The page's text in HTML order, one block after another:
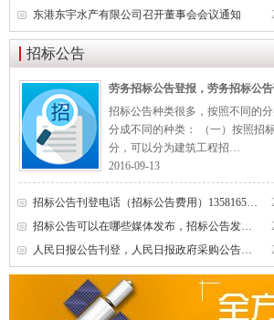
中华工商时报稽查公告登报，中华工商
人民日报海外版资产转让公告登报，人
中国环境报广告登报，中国环境报广告部
检察日报法院公告登报，检察日报公告部
法制日报国有资产转让公告登报，法制
经济日报社，经济日报广告登报电话
法制日报行政处罚公告登报，法制日报
中国证券报独董声明登报，中国证券报
法制晚报企业改制公告登报，法制晚报
北京日报债务催收公告登报，北京日报
人民日报催收公告登报，人民日报债务
工人日报催收公告登报，工人日报债务催
东港东宇水产有限公司召开董事会会议通知
招标公告
招标公告种类很多，按照不同的
分成不同的种类： （一）按照招
分，可以分为建筑工程招…
2016-09-13
招标公告刊登电话（招标公告费用）13581658994
招标公告可以在哪些媒体发布，招标公告发布电话13581658994
人民日报公告刊登，人民日报政府采购公告登报电话13581658994